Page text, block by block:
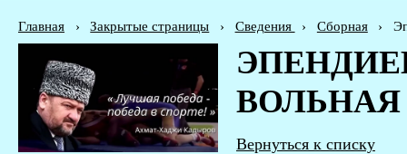
Главная › Закрытые страницы › Сведения › Сборная ›
ВОЛЬНАЯ
Вернуться к списку